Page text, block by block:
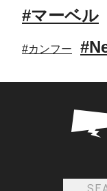
#マーベル
#カンフー